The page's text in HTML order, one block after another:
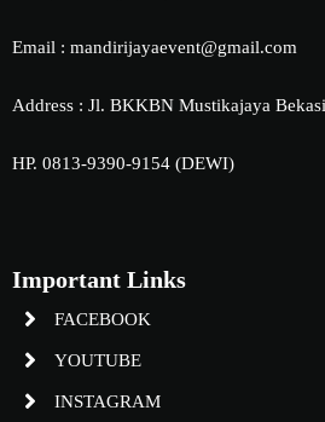
Email : mandirijayaevent@gmail.com
Address : Jl. BKKBN Mustikajaya
HP. 0813-9390-9154 (DEWI)
Important Links
FACEBOOK
YOUTUBE
INSTAGRAM